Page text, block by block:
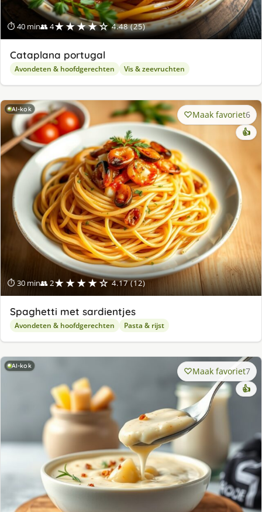
⏱ 40 min👥 4★★★★☆ 4.48 (25)
Cataplana portugal
Avondeten & hoofdgerechten Vis & zeevruchten
AI-kok
⏱ 30 min👥 2★★★★☆ 4.17 (12)
Maak favoriet6
👍
Spaghetti met sardientjes
Avondeten & hoofdgerechten Pasta & rijst
AI-kok Maak favoriet7
👍